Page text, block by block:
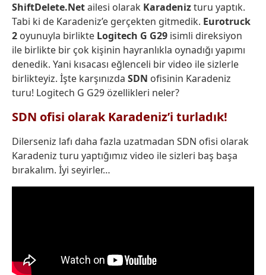
ShiftDelete.Netailesi olarak Karadenizturu yaptık.
Tabi ki de Karadeniz’e gerçekten gitmedik. Eurotruck
2 oyunuyla birlikte Logitech G G29 isimli direksiyon
ile birlikte bir çok kişinin hayranlıkla oynadığı yapımı
denedik. Yani kısacası eğlenceli bir video ile sizlerle
birlikteyiz. İşte karşınızda SDN ofisinin Karadeniz
turu! Logitech G G29 özellikleri neler?
SDN ofisi olarak Karadeniz’i turladık!
Dilerseniz lafı daha fazla uzatmadan SDN ofisi olarak
Karadeniz turu yaptığımız video ile sizleri baş başa
bırakalım. İyi seyirler…